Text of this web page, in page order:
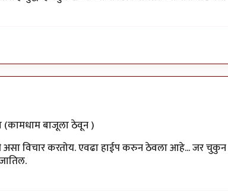
(कामधाम बाजूला ठेवून )
असा विचार करतोय. एवढा हाईप करुन ठेवला आहे... जर चुकुन